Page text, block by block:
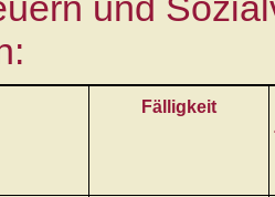
Fälligkeit